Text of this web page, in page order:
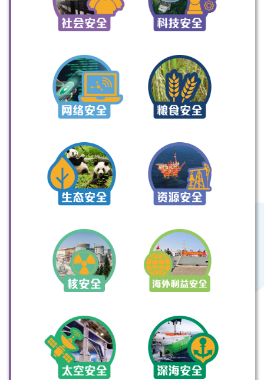
扫一扫关注我们的社交媒体，紧贴最新资讯！
微信 小红书